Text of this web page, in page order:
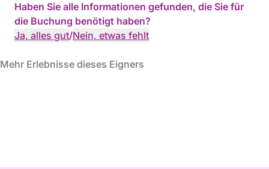
Haben Sie alle Informationen gefunden, die Sie für
die Buchung benötigt haben?
Ja, alles gut/Nein, etwas fehlt
Mehr Erlebnisse dieses Eigners